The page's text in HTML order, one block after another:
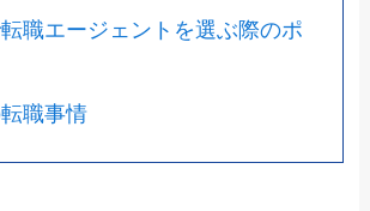
職エージェントを選ぶ際のポ
職事情